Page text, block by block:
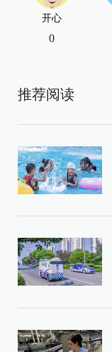
开心
0
推荐阅读